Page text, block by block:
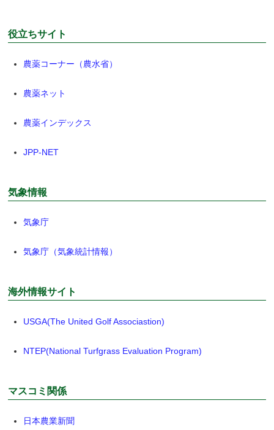
役立ちサイト
農薬コーナー（農水省）
農薬ネット
農薬インデックス
JPP-NET
気象情報
気象庁
気象庁（気象統計情報）
海外情報サイト
USGA(The United Golf Associastion)
NTEP(National Turfgrass Evaluation Program)
マスコミ関係
日本農業新聞